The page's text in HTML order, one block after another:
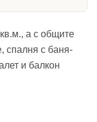
а с общите
спалня с баня-
и балкон